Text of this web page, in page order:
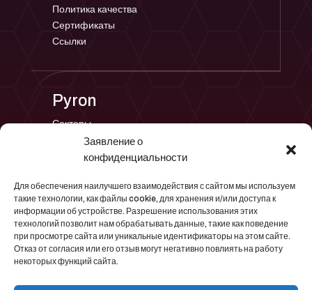
Заявление о
конфиденциальности
Для обеспечения наилучшего взаимодействия с сайтом мы используем
такие технологии, как файлы cookie, для хранения и/или доступа к
информации об устройстве. Разрешение использования этих
технологий позволит нам обрабатывать данные, такие как поведение
при просмотре сайта или уникальные идентификаторы на этом сайте.
Отказ от согласия или его отзыв могут негативно повлиять на работу
некоторых функций сайта.
Политика качества
Сертификаты
Ссылки
Pyron
Секторы
Проекты
Контакты
→ pyron@pyronmuhendislik.com